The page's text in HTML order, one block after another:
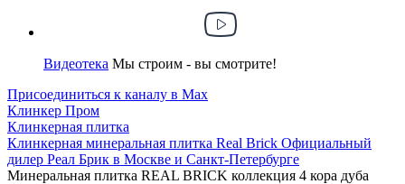
Видеотека Мы строим - вы смотрите!
Присоединиться к каналу в Max
Клинкер Пром
Клинкерная плитка
Клинкерная минеральная плитка Real Brick Официальный
дилер Реал Брик в Москве и Санкт-Петербурге
Минеральная плитка REAL BRICK коллекция 4 кора дуба